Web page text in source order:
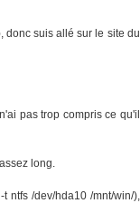
donc suis allé sur le site du
pas trop compris ce qu'il
long.
ntfs /dev/hda10 /mnt/win/),